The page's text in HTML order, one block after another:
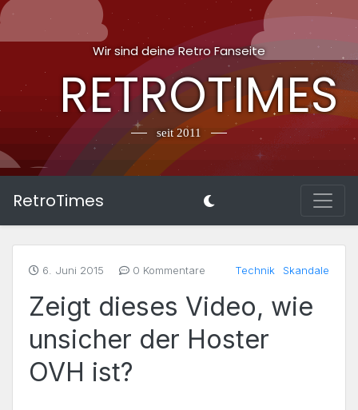
Wir sind deine Retro Fanseite
RETROTIMES
seit 2011
RetroTimes
6. Juni 2015 0 Kommentare Technik Skandale
Zeigt dieses Video, wie
unsicher der Hoster
OVH ist?